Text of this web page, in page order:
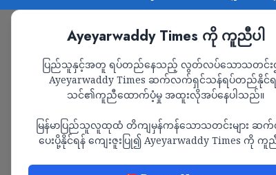
Ayeyarwaddy Times ကို ကူညီပါ
ပြည်သူနှင့်အတူ ရပ်တည်နေသည့် လွတ်လပ်သောသတင်းဌ
Ayeyarwaddy Times ဆက်လက်ရှင်သန်ရပ်တည်နိုင်
သင်၏ကူညီထောက်ပံ့မှု အထူးလိုအပ်နေပါသည်။
မြန်မာပြည်သူလူထုထံ တိကျမှန်ကန်သောသတင်းများ ဆ
ပေးပို့နိုင်ရန် ကျေးဇူးပြု၍ Ayeyarwaddy Times ကို ကူ
Home ဟင်္သာတမြို့ စစ်ကောင်စီ ခလရ ၁၈
သတင်း
ဟင်္သာတမြို့ စ
စစ်ဆေးရေးဂိ